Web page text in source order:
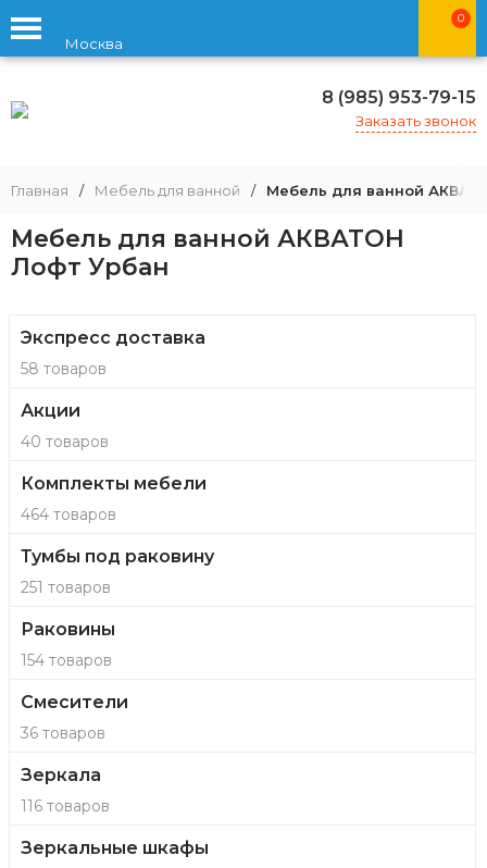
Москва
0
8 (985) 953-79-15
Заказать звонок
Главная / Мебель для ванной / Мебель для ванной
Мебель для ванной АКВАТОН
Лофт Урбан
Экспресс доставка
58 товаров
Акции
40 товаров
Комплекты мебели
464 товаров
Тумбы под раковину
251 товаров
Раковины
154 товаров
Смесители
36 товаров
Зеркала
116 товаров
Зеркальные шкафы